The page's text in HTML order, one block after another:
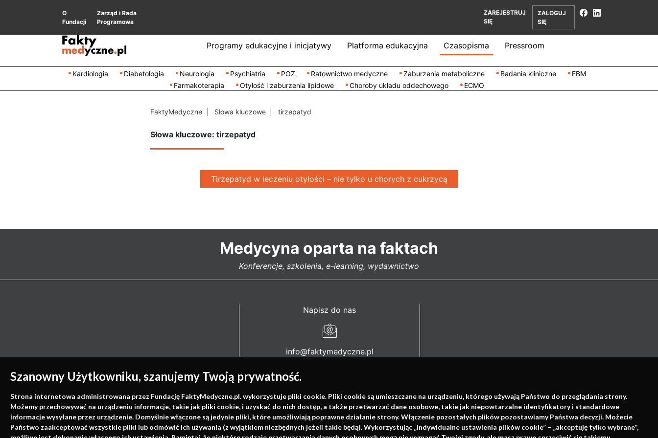
Szanowny Użytkowniku, szanujemy Twoją prywatność.
Strona internetowa administrowana przez Fundację FaktyMedyczne.pl. wykorzystuje pliki cookie. Pliki cookie są umieszczane na urządzeniu, którego używają Państwo do przeglądania strony.
Możemy przechowywać na urządzeniu informacje, takie jak pliki cookie, i uzyskać do nich dostęp, a także przetwarzać dane osobowe, takie jak niepowtarzalne identyfikatory i standardowe
informacje wysyłane przez urządzenie. Domyślnie włączone są jedynie pliki, które umożliwiają poprawne działanie strony. Włączenie pozostałych plików pozostawiamy Państwa decyzji. Możecie
Państwo zaakceptować wszystkie pliki lub odmówić ich używania (z wyjątkiem niezbędnych jeżeli takie będą). Wykorzystując „Indywidualne ustawienia plików cookie” – „akceptuję tylko wybrane”,
O
Fundacji
Zarząd i Rada
Programowa
ZAREJESTRUJ
SIĘ
ZALOGUJ
SIĘ
Programy edukacyjne i inicjatywy Platforma edukacyjna Czasopisma Pressroom
Kardiologia Diabetologia Neurologia Psychiatria POZ Ratownictwo medyczne Zaburzenia metaboliczne Badania kliniczne
EBM
Farmakoterapia
Otyłość i zaburzenia lipidowe Choroby układu oddechowego ECMO
FaktyMedyczne Słowa kluczowe tirzepatyd
Słowa kluczowe: tirzepatyd
Tirzepatyd w leczeniu otyłości – nie tylko u chorych z cukrzycą
Medycyna oparta na faktach
Konferencje, szkolenia, e-learning, wydawnictwo
Napisz do nas
info@faktymedyczne.pl
Redakcja medyczna:
ul. Wolności 338b
41-800 Zabrze